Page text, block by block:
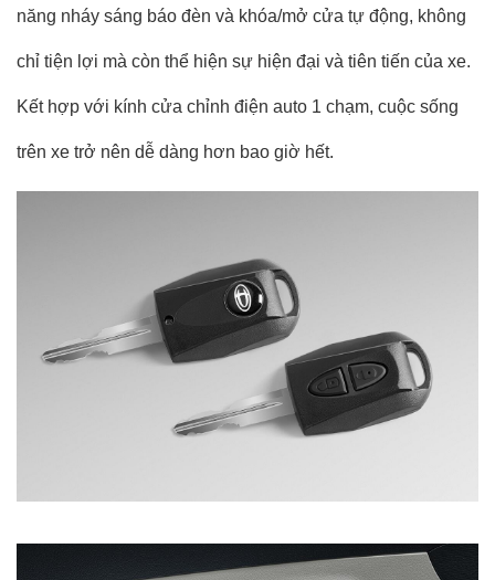
năng nháy sáng báo đèn và khóa/mở cửa tự động, không
chỉ tiện lợi mà còn thể hiện sự hiện đại và tiên tiến của xe.
Kết hợp với kính cửa chỉnh điện auto 1 chạm, cuộc sống
trên xe trở nên dễ dàng hơn bao giờ hết.